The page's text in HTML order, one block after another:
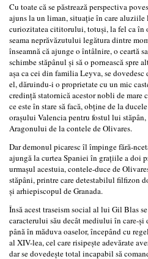
Cu toate că se păstrează perspectiva
ajuns la un liman, situaţie în care aluziile
curiozitatea cititorului, totuşi, la fel ca în
seama neprăvăzutului legătura dintre
înseamnă că ajunge o întâlnire, o ceartă
schimbe stăpânul şi să o pornească spre
aşa ca cei din familia Leyva, se
el, dăruindu-i o proprietate cu un mic
credinţă statornică acestor nobli de mare
ce este în stare să facă, obţine de la
oraşului Valencia pentru fostul lui
Aragonului de la contele de Olivares.
Dar demonul picaresc îl împinge fără-
ajungă la curtea Spaniei în graţiile a doi
urmaşul acestuia, contele-duce de
stăpâni, printre care detestabilul filfizon
şi arhiepiscopul de Granada.
Însă acest traseism social al lui Gil Blas
caracterului său decât mediului în care-
până în măduva oaselor, începând cu
al XIV-lea, cel care risipeşte adevărate
dar se dovedeşte total incapabil să